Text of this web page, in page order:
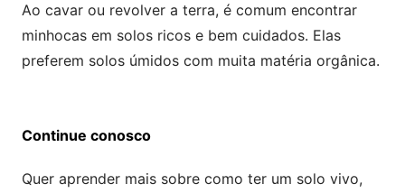
Ao cavar ou revolver a terra, é comum encontrar
minhocas em solos ricos e bem cuidados. Elas
preferem solos úmidos com muita matéria orgânica.
Continue conosco
Quer aprender mais sobre como ter um solo vivo,